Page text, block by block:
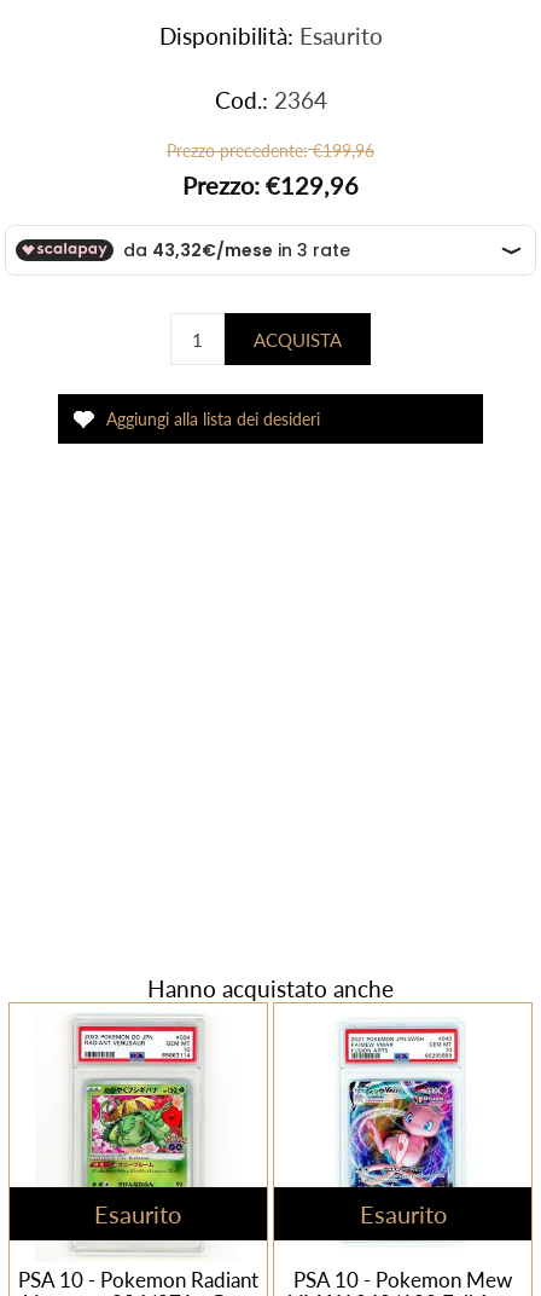
Disponibilità: Esaurito
Cod.: 2364
Prezzo precedente: €199,96
Prezzo: €129,96
Hanno acquistato anche
Esaurito
PSA 10 - Pokemon Radiant
Esaurito
PSA 10 - Pokemon Mew